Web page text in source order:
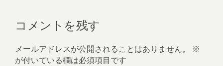
コメントを残す
メールアドレスが公開されることはありません。
※
が付いている欄は必須項目です